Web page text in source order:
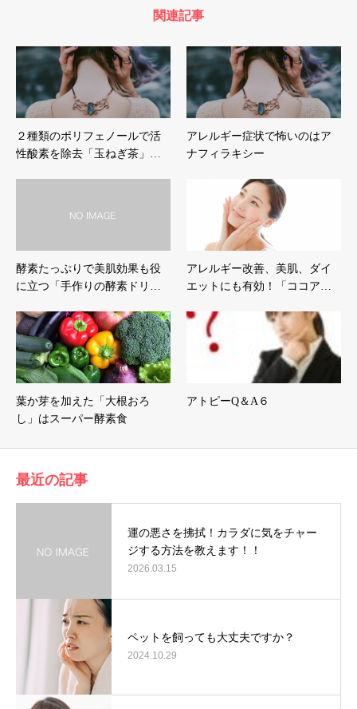
関連記事
２種類のポリフェノールで活
性酸素を除去「玉ねぎ茶」…
アレルギー症状で怖いのはア
ナフィラキシー
酵素たっぷりで美肌効果も役
に立つ「手作りの酵素ドリ…
アレルギー改善、美肌、ダイ
エットにも有効！「ココア…
葉か芽を加えた「大根おろ
し」はスーパー酵素食
アトピーQ＆A６
最近の記事
運の悪さを拂拭！カラダに気をチャー
ジする方法を教えます！！
2026.03.15
ペットを飼っても大丈夫ですか？
2024.10.29